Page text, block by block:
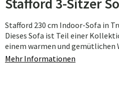
Stafford 230 cm Indoor-Sofa in
Dieses Sofa ist Teil einer
einem warmen und gemütlichen
Mehr Informationen